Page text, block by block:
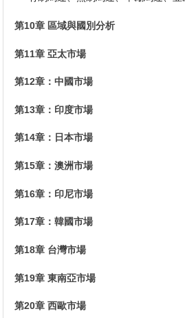
第10章 區域與國別分析
第11章 亞太市場
第12章：中國市場
第13章：印度市場
第14章：日本市場
第15章：澳洲市場
第16章：印尼市場
第17章：韓國市場
第18章 台灣市場
第19章 東南亞市場
第20章 西歐市場